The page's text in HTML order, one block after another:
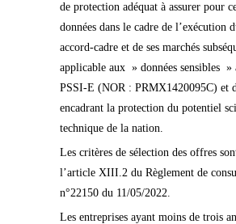
de protection adéquat à assurer pour
données dans le cadre de l’exécution
accord-cadre et de ses marchés
applicable aux » données sensibles »
PSSI-E (NOR : PRMX1420095C) et
encadrant la protection du potentiel
technique de la nation.
Les critères de sélection des offres
l’article XIII.2 du Règlement de
n°22150 du 11/05/2022.
Les entreprises ayant moins de trois